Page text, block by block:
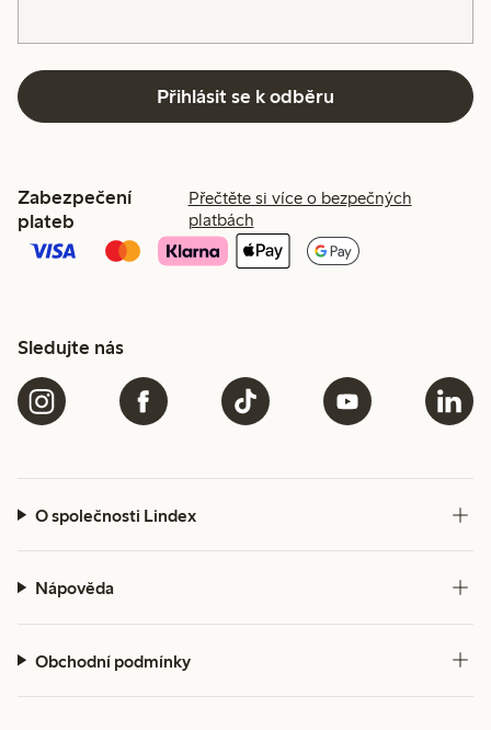
Přihlásit se k odběru
Zabezpečení
plateb
Přečtěte si více o bezpečných
platbách
Sledujte nás
O společnosti Lindex
Nápověda
Obchodní podmínky